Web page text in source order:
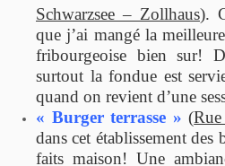
Schwarzsee – Zollhaus).
que j’ai mangé la
fribourgeoise bien sur!
surtout la fondue est
quand on revient d’une
« Burger terrasse » (
dans cet établissement des
faits maison! Une